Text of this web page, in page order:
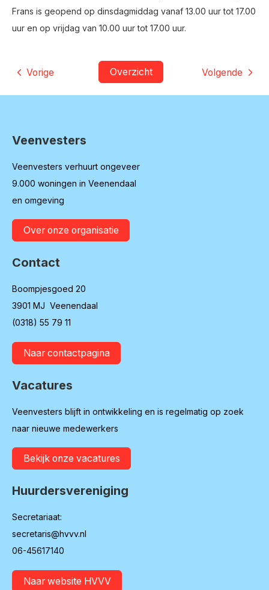
Frans is geopend op dinsdagmiddag vanaf 13.00 uur tot 17.00
uur en op vrijdag van 10.00 uur tot 17.00 uur.
Volgende
Overzicht
Vorige
Contactinformatie
Veenvesters
Veenvesters verhuurt ongeveer
9.000 woningen in Veenendaal
en omgeving
Over onze organisatie
Contact
Boompjesgoed 20
3901 MJ Veenendaal
(0318) 55 79 11
Naar contactpagina
Vacatures
Veenvesters blijft in ontwikkeling en is regelmatig op zoek
naar nieuwe medewerkers
Bekijk onze vacatures
Huurdersvereniging
Secretariaat:
secretaris@hvvv.nl
06-45617140
Naar website HVVV